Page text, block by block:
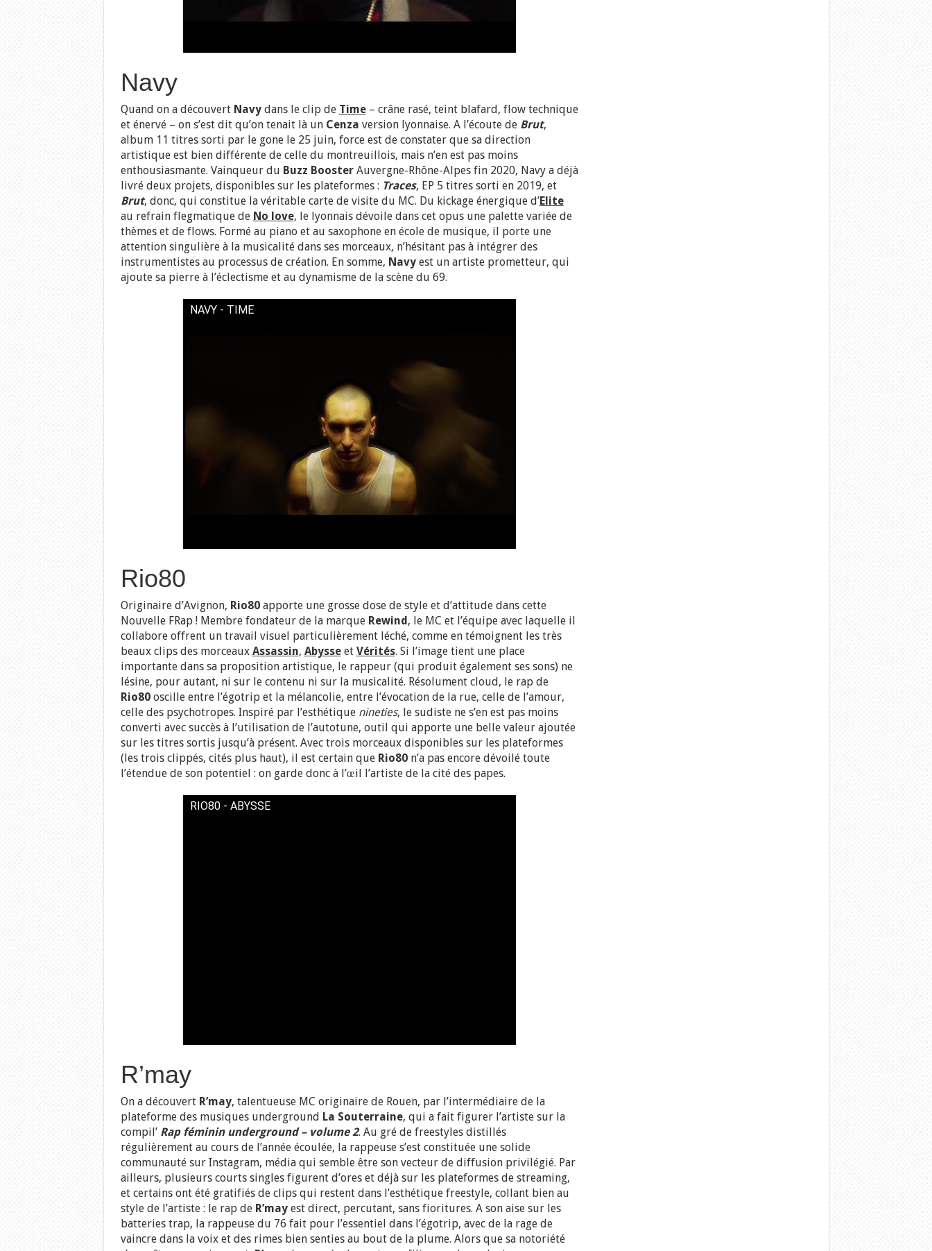
Navy
Quand on a découvert Navydans le clip de Time– crâne rasé, teint blafard, flow technique
et énervé – on s’est dit qu’on tenait là un Cenza version lyonnaise. A l’écoute de Brut,
album 11 titres sorti par le gone le 25 juin, force est de constater que sa direction
artistique est bien différente de celle du montreuillois, mais n’en est pas moins
enthousiasmante. Vainqueur du Buzz BoosterAuvergne-Rhône-Alpes fin 2020, Navy a déjà
livré deux projets, disponibles sur les plateformes : Traces, EP 5 titres sorti en 2019, et
Brut, donc, qui constitue la véritable carte de visite du MC. Du kickage énergique d’Elite
au refrain flegmatique de No love, le lyonnais dévoile dans cet opus une palette variée de
thèmes et de flows. Formé au piano et au saxophone en école de musique, il porte une
attention singulière à la musicalité dans ses morceaux, n’hésitant pas à intégrer des
instrumentistes au processus de création. En somme, Navyest un artiste prometteur, qui
ajoute sa pierre à l’éclectisme et au dynamisme de la scène du 69.
NAVY - TIME
Rio80
Originaire d’Avignon, Rio80apporte une grosse dose de style et d’attitude dans cette
Nouvelle FRap ! Membre fondateur de la marque Rewind , le MC et l’équipe avec laquelle il
collabore offrent un travail visuel particulièrement léché, comme en témoignent les très
beaux clips des morceaux Assassin, Abysseet Vérités. Si l’image tient une place
importante dans sa proposition artistique, le rappeur (qui produit également ses sons) ne
lésine, pour autant, ni sur le contenu ni sur la musicalité. Résolument cloud, le rap de
Rio80oscille entre l’égotrip et la mélancolie, entre l’évocation de la rue, celle de l’amour,
celle des psychotropes. Inspiré par l’esthétique nineties, le sudiste ne s’en est pas moins
converti avec succès à l’utilisation de l’autotune, outil qui apporte une belle valeur ajoutée
sur les titres sortis jusqu’à présent. Avec trois morceaux disponibles sur les plateformes
(les trois clippés, cités plus haut), il est certain que Rio80n’a pas encore dévoilé toute
l’étendue de son potentiel : on garde donc à l’œil l’artiste de la cité des papes.
RIO80 - ABYSSE
R’may
On a découvert R’may, talentueuse MC originaire de Rouen, par l’intermédiaire de la
plateforme des musiques underground La Souterraine, qui a fait figurer l’artiste sur la
compil’ Rap féminin underground – volume 2. Au gré de freestyles distillés
régulièrement au cours de l’année écoulée, la rappeuse s’est constituée une solide
communauté sur Instagram, média qui semble être son vecteur de diffusion privilégié. Par
ailleurs, plusieurs courts singles figurent d’ores et déjà sur les plateformes de streaming,
et certains ont été gratifiés de clips qui restent dans l’esthétique freestyle, collant bien au
style de l’artiste : le rap de R’mayest direct, percutant, sans fioritures. A son aise sur les
batteries trap, la rappeuse du 76 fait pour l’essentiel dans l’égotrip, avec de la rage de
vaincre dans la voix et des rimes bien senties au bout de la plume. Alors que sa notoriété